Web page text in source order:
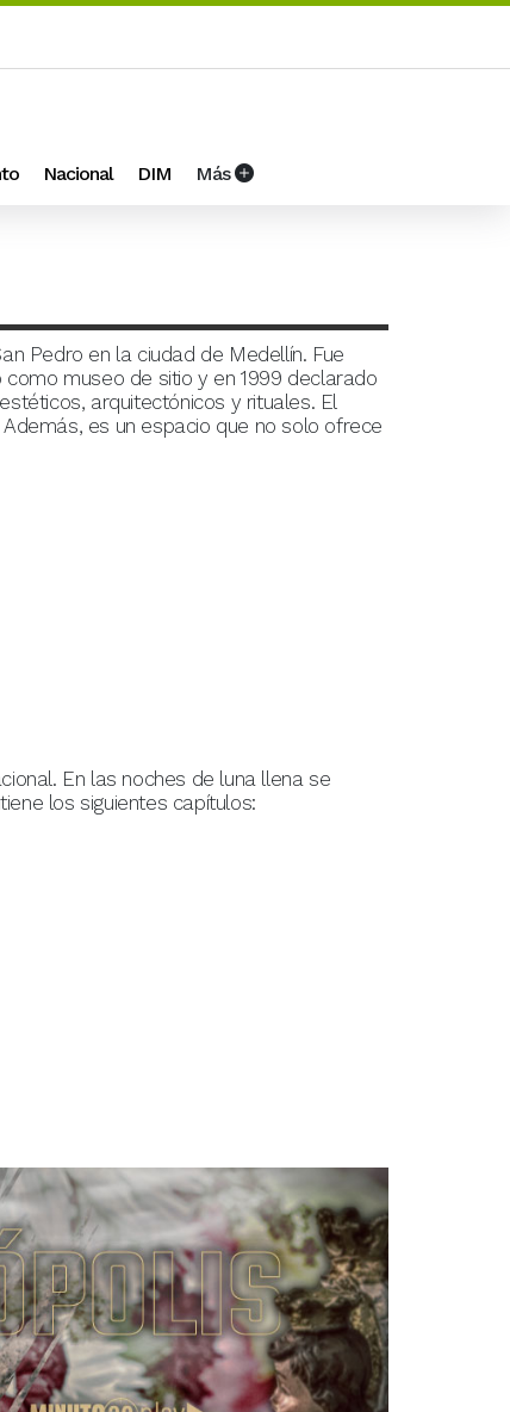
Nacional DIM Más
Pedro en la ciudad de Medellín. Fue
museo de sitio y en 1999 declarado
arquitectónicos y rituales. El
es un espacio que no solo ofrece
En las noches de luna llena se
los siguientes capítulos: